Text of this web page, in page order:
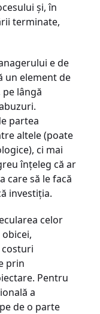
și, în
terminate,
e de
un element de
lângă
partea
altele (poate
ci mai
înțeleg că ar
care să le facă
investiția.
celor
prin
Pentru
a
de o parte